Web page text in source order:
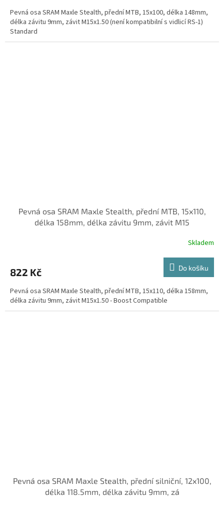
Pevná osa SRAM Maxle Stealth, přední MTB, 15x100, délka 148mm,
délka závitu 9mm, závit M15x1.50 (není kompatibilní s vidlicí RS-1)
Standard
Pevná osa SRAM Maxle Stealth, přední MTB, 15x110,
délka 158mm, délka závitu 9mm, závit M15
Skladem
822 Kč Do košíku
Pevná osa SRAM Maxle Stealth, přední MTB, 15x110, délka 158mm,
délka závitu 9mm, závit M15x1.50 - Boost Compatible
Pevná osa SRAM Maxle Stealth, přední silniční, 12x100,
délka 118.5mm, délka závitu 9mm, zá